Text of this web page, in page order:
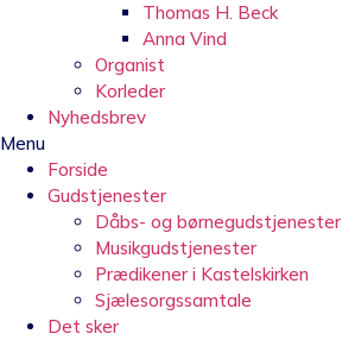
Thomas H. Beck
Anna Vind
Organist
Korleder
Nyhedsbrev
Menu
Forside
Gudstjenester
Dåbs- og børnegudstjenester
Musikgudstjenester
Prædikener i Kastelskirken
Sjælesorgssamtale
Det sker